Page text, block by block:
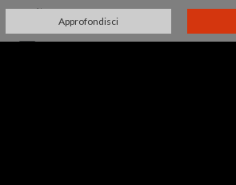
13,5%
Approfondisci